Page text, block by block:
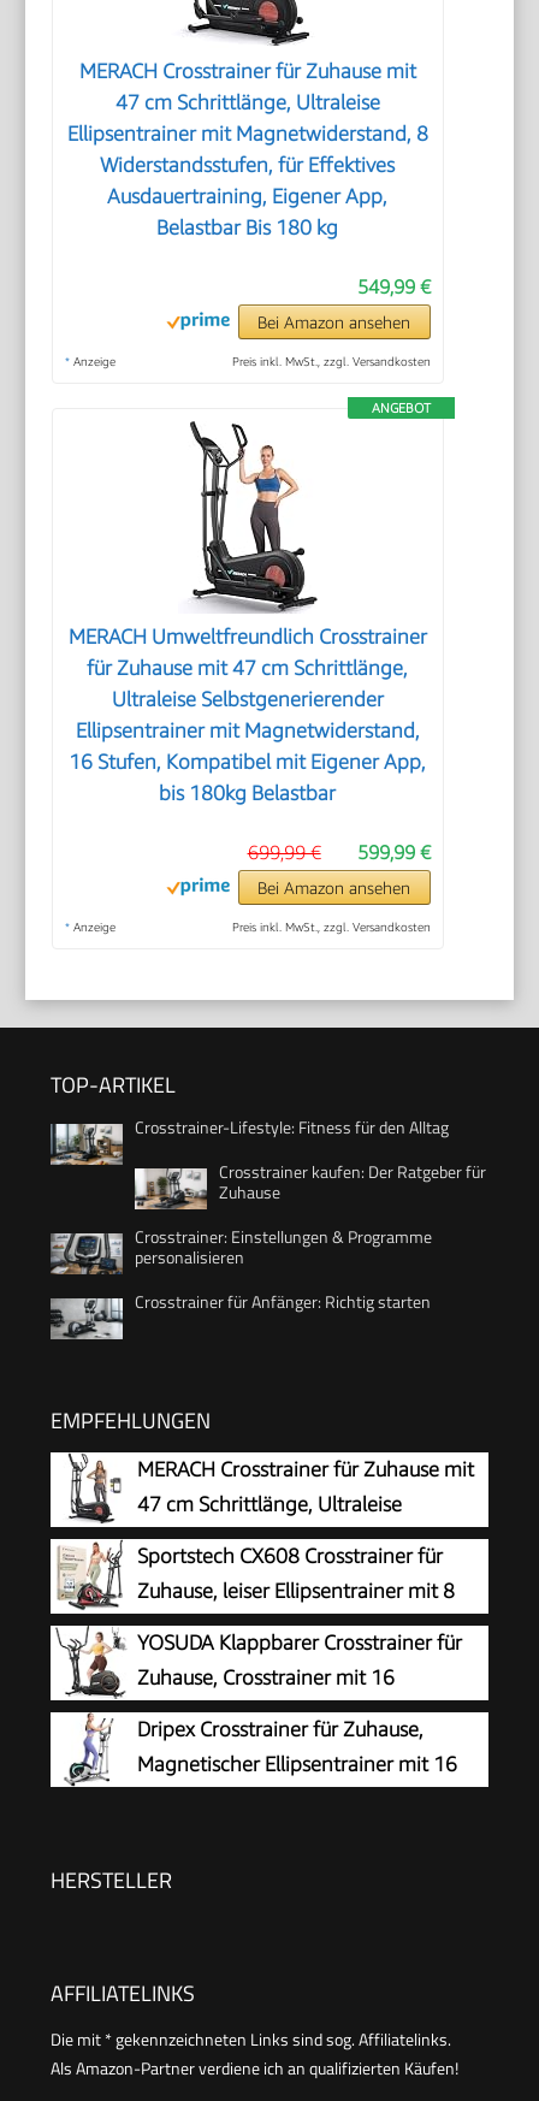
MERACH Crosstrainer für Zuhause mit
47 cm Schrittlänge, Ultraleise
Ellipsentrainer mit Magnetwiderstand, 8
Widerstandsstufen, für Effektives
Ausdauertraining, Eigener App,
Belastbar Bis 180 kg
549,99 €
Bei Amazon ansehen
* Anzeige Preis inkl. MwSt., zzgl. Versandkosten
ANGEBOT
MERACH Umweltfreundlich Crosstrainer
für Zuhause mit 47 cm Schrittlänge,
Ultraleise Selbstgenerierender
Ellipsentrainer mit Magnetwiderstand,
16 Stufen, Kompatibel mit Eigener App,
bis 180kg Belastbar
599,99 €
699,99 €
Bei Amazon ansehen
* Anzeige Preis inkl. MwSt., zzgl. Versandkosten
TOP-ARTIKEL
Crosstrainer-Lifestyle: Fitness für den Alltag
Crosstrainer kaufen: Der Ratgeber für
Zuhause
Crosstrainer: Einstellungen & Programme
personalisieren
Crosstrainer für Anfänger: Richtig starten
EMPFEHLUNGEN
MERACH Crosstrainer für Zuhause mit
47 cm Schrittlänge, Ultraleise
Ellipsentrainer mit Magnetwiderstand,
8 Widerstandsstufen, für Effektives
Ausdauertraining, Eigener App, Belastbar Bis
180 kg
Sportstech CX608 Crosstrainer für
Zuhause, leiser Ellipsentrainer mit 8
Widerstandsstufen, 10 kg Schwungrad,
LCD Display, Pulssensor bis 120 kg, Fitnessgeräte
für Zuhause
YOSUDA ​​Klappbarer Crosstrainer für
Zuhause, Crosstrainer mit 16
Widerstandsstufen, Ultraleiser für
Cardio, LCD-Display & Transportrollen
Dripex Crosstrainer für Zuhause,
Magnetischer Ellipsentrainer mit 16
LCD-Monitor, Pulssensor, bis 120 KG (Grün)
HERSTELLER
AFFILIATELINKS
Die mit * gekennzeichneten Links sind sog. Affiliatelinks.
Als Amazon-Partner verdiene ich an qualifizierten Käufen!